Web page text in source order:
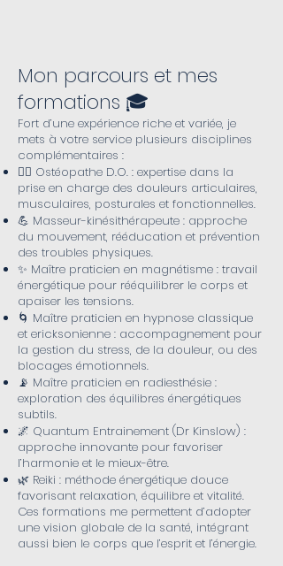
Mon parcours et mes
formations 🎓
Fort d’une expérience riche et variée, je
mets à votre service plusieurs disciplines
complémentaires :
👨‍⚕️ Ostéopathe D.O. : expertise dans la
prise en charge des douleurs articulaires,
musculaires, posturales et fonctionnelles.
💪 Masseur-kinésithérapeute : approche
du mouvement, rééducation et prévention
des troubles physiques.
✨ Maître praticien en magnétisme : travail
énergétique pour rééquilibrer le corps et
apaiser les tensions.
🌀 Maître praticien en hypnose classique
et ericksonienne : accompagnement pour
la gestion du stress, de la douleur, ou des
blocages émotionnels.
📡 Maître praticien en radiesthésie :
exploration des équilibres énergétiques
subtils.
🌌 Quantum Entrainement (Dr Kinslow) :
approche innovante pour favoriser
l’harmonie et le mieux-être.
🌿 Reiki : méthode énergétique douce
favorisant relaxation, équilibre et vitalité.
Ces formations me permettent d’adopter
une vision globale de la santé, intégrant
aussi bien le corps que l’esprit et l’énergie.